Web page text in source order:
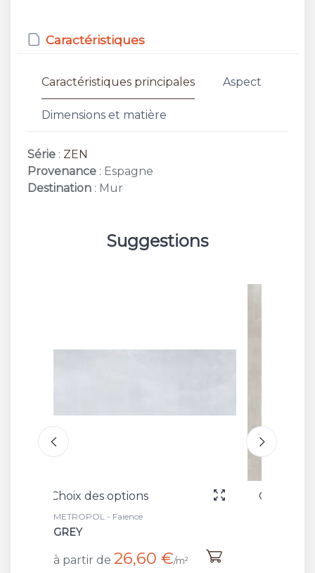
Caractéristiques
Caractéristiques principales Aspect
Dimensions et matière
Série : ZEN
Provenance : Espagne
Destination : Mur
Suggestions
Choix des options
METROPOL - Carrelage
à partir de 25 €/m²